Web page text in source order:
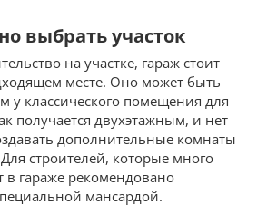
выбрать участок
на участке, гараж стоит
месте. Оно может быть
у классического помещения для
получается двухэтажным, и нет
дополнительные комнаты
строителей, которые много
в гараже рекомендовано
мансардой.